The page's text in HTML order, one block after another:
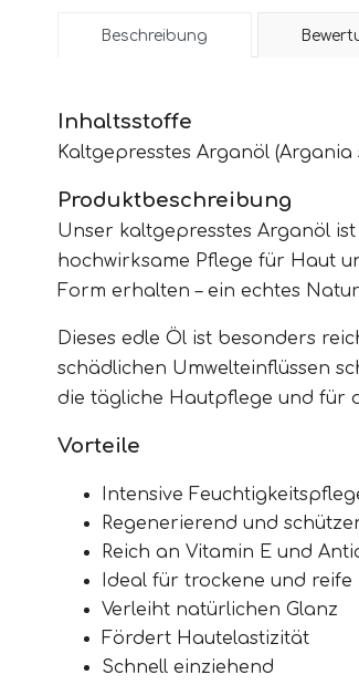
Beschreibung
Inhaltsstoffe
Kaltgepresstes Arganöl (Argania
Produktbeschreibung
Unser kaltgepresstes Arganöl
hochwirksame Pflege für Haut
Form erhalten – ein echtes
Dieses edle Öl ist besonders
schädlichen Umwelteinflüssen
die tägliche Hautpflege und für
Vorteile
Intensive
Regenerierend und
Reich an Vitamin E und
Ideal für trockene und reife
Verleiht natürlichen Glanz
Fördert Hautelastizität
Schnell einziehend